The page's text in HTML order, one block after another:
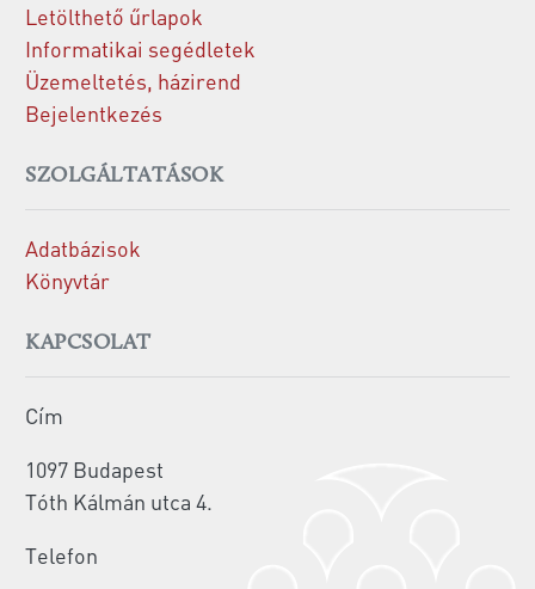
Letölthető űrlapok
Informatikai segédletek
Üzemeltetés, házirend
Bejelentkezés
SZOLGÁLTATÁSOK
Adatbázisok
Könyvtár
KAPCSOLAT
Cím
1097 Budapest
Tóth Kálmán utca 4.
Telefon